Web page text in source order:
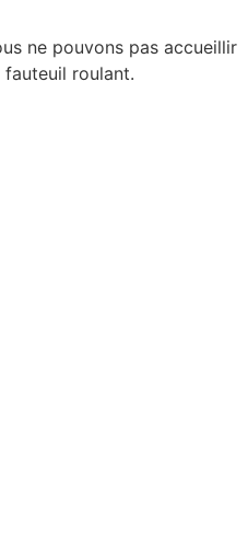
ne pouvons pas accueillir
roulant.